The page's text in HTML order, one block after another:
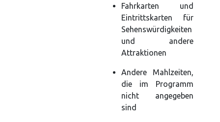
Fahrkarten und
Eintrittskarten für
Sehenswürdigkeiten
und andere
Attraktionen
Andere Mahlzeiten,
die im Programm
nicht angegeben
sind